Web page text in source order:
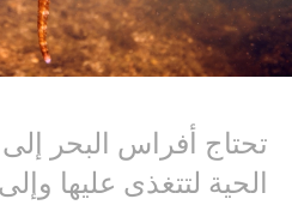
تحتاج أفراس البحر إلى
الحية لتتغذى عليها